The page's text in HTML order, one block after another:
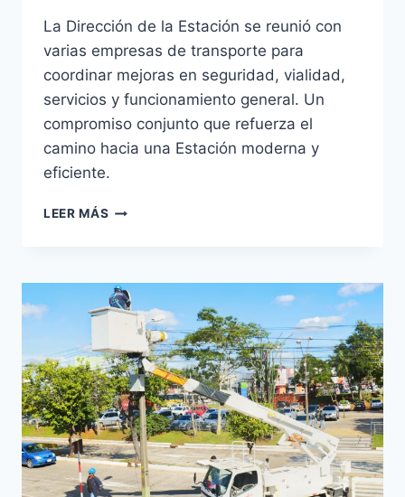
La Dirección de la Estación se reunió con
varias empresas de transporte para
coordinar mejoras en seguridad, vialidad,
servicios y funcionamiento general. Un
compromiso conjunto que refuerza el
camino hacia una Estación moderna y
eficiente.
LEER MÁS REUNIÓN
TRANSPORTE:
COMPROMISO
CONJUNTO
MEJORAR
LA
ESTACIÓN